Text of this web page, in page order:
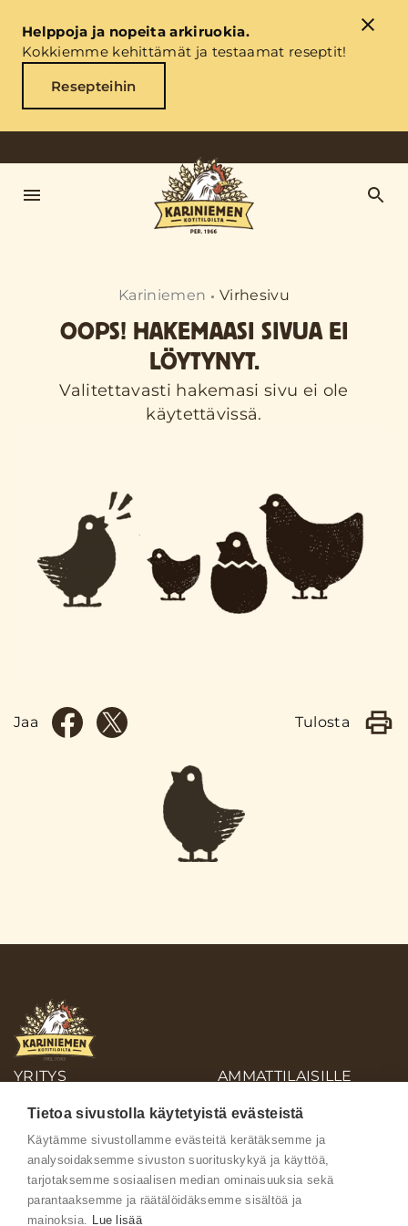
Helppoja ja nopeita arkiruokia.
Kokkiemme kehittämät ja testaamat reseptit!
Resepteihin
Kariniemen Virhesivu
OOPS! HAKEMAASI SIVUA EI
LÖYTYNYT.
Valitettavasti hakemasi sivu ei ole
käytettävissä.
Jaa Tulosta
YRITYS
AMMATTILAISILLE
AINEISTOPANKKI
Ota yhteyttä
Tietoa sivustolla käytetyistä evästeistä
Käytämme sivustollamme evästeitä kerätäksemme ja
analysoidaksemme sivuston suorituskykyä ja käyttöä,
tarjotaksemme sosiaalisen median ominaisuuksia sekä
parantaaksemme ja räätälöidäksemme sisältöä ja
mainoksia. Lue lisää